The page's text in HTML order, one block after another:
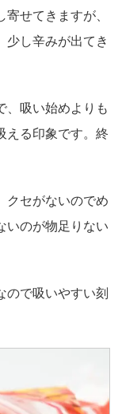
せてきますが、
少し辛みが出てき
、吸い始めよりも
える印象です。終
クセがないのでめ
いのが物足りない
ので吸いやすい刻